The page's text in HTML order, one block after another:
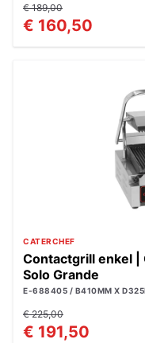
€ 189,00
€ 160,50
CATERCHEF
Contactgrill enkel |
Solo Grande
E-688405 / B410MM X
€ 225,00
€ 191,50